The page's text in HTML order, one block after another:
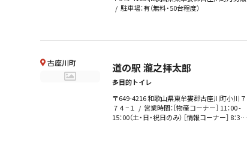
駐車場：有（無料・50台程度）
古座川町 道の駅 瀧之拝太郎
多目的トイレ
〒649-4216 和歌山県東牟婁郡古座川町小川７
７４−１
営業時間：［物産コーナー］ 11：00 -
15：00（土・日・祝日のみ） ［情報コーナー］ 8：30 -